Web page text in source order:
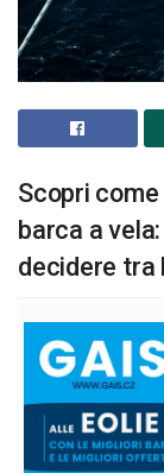
Scopri
barca a
decidere tra